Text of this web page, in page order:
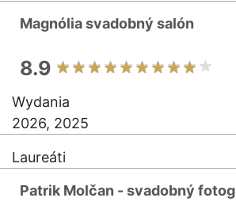
Magnólia svadobný salón
8.9
Wydania
2026, 2025
Laureáti
Patrik Molčan - svadobný